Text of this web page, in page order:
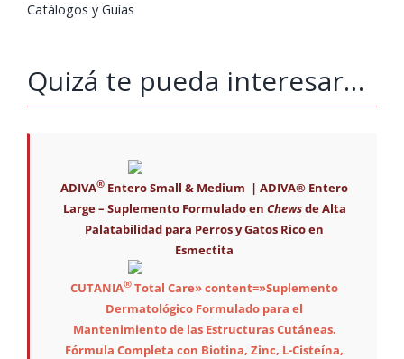
Catálogos y Guías
Quizá te pueda interesar…
ADIVA® Entero Small & Medium | ADIVA® Entero
Large – Suplemento Formulado en Chewsde Alta
Palatabilidad para Perros y Gatos Rico en
Esmectita
CUTANIA® Total Care» content=»Suplemento
Dermatológico Formulado para el
Mantenimiento de las Estructuras Cutáneas.
Fórmula Completa con Biotina, Zinc, L-Cisteína,